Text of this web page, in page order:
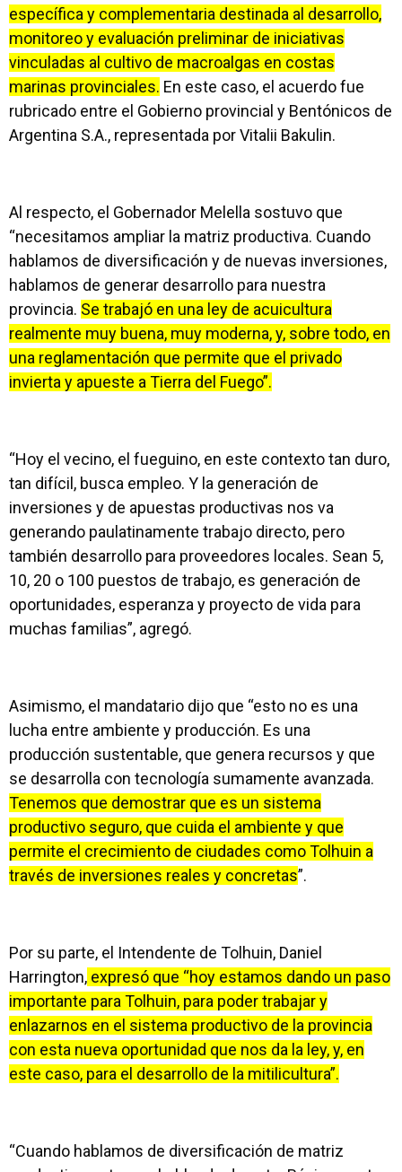
específica y complementaria destinada al desarrollo,
monitoreo y evaluación preliminar de iniciativas
vinculadas al cultivo de macroalgas en costas
marinas provinciales. En este caso, el acuerdo fue
rubricado entre el Gobierno provincial y Bentónicos de
Argentina S.A., representada por Vitalii Bakulin.
Al respecto, el Gobernador Melella sostuvo que
“necesitamos ampliar la matriz productiva. Cuando
hablamos de diversificación y de nuevas inversiones,
hablamos de generar desarrollo para nuestra
provincia. Se trabajó en una ley de acuicultura
realmente muy buena, muy moderna, y, sobre todo, en
una reglamentación que permite que el privado
invierta y apueste a Tierra del Fuego”.
“Hoy el vecino, el fueguino, en este contexto tan duro,
tan difícil, busca empleo. Y la generación de
inversiones y de apuestas productivas nos va
generando paulatinamente trabajo directo, pero
también desarrollo para proveedores locales. Sean 5,
10, 20 o 100 puestos de trabajo, es generación de
oportunidades, esperanza y proyecto de vida para
muchas familias”, agregó.
Asimismo, el mandatario dijo que “esto no es una
lucha entre ambiente y producción. Es una
producción sustentable, que genera recursos y que
se desarrolla con tecnología sumamente avanzada.
Tenemos que demostrar que es un sistema
productivo seguro, que cuida el ambiente y que
permite el crecimiento de ciudades como Tolhuin a
través de inversiones reales y concretas”.
Por su parte, el Intendente de Tolhuin, Daniel
Harrington, expresó que “hoy estamos dando un paso
importante para Tolhuin, para poder trabajar y
enlazarnos en el sistema productivo de la provincia
con esta nueva oportunidad que nos da la ley, y, en
este caso, para el desarrollo de la mitilicultura”.
“Cuando hablamos de diversificación de matriz